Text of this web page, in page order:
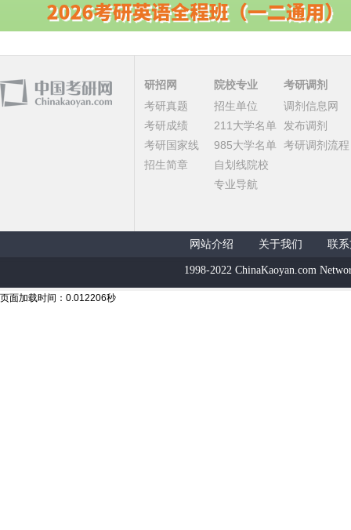
研招网
考研真题
考研成绩
考研国家线
招生简章
院校专业
招生单位
211大学名单
985大学名单
自划线院校
专业导航
考研调剂
调剂信息网
发布调剂
考研调剂流程
网站介绍 关于我们 联
1998-2022 ChinaKaoyan.com
页面加载时间：0.012206秒